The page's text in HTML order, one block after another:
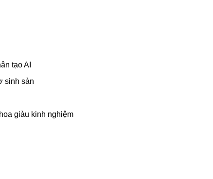
tạo AI
sinh sản
giàu kinh nghiệm